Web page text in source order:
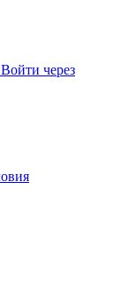
Войти через